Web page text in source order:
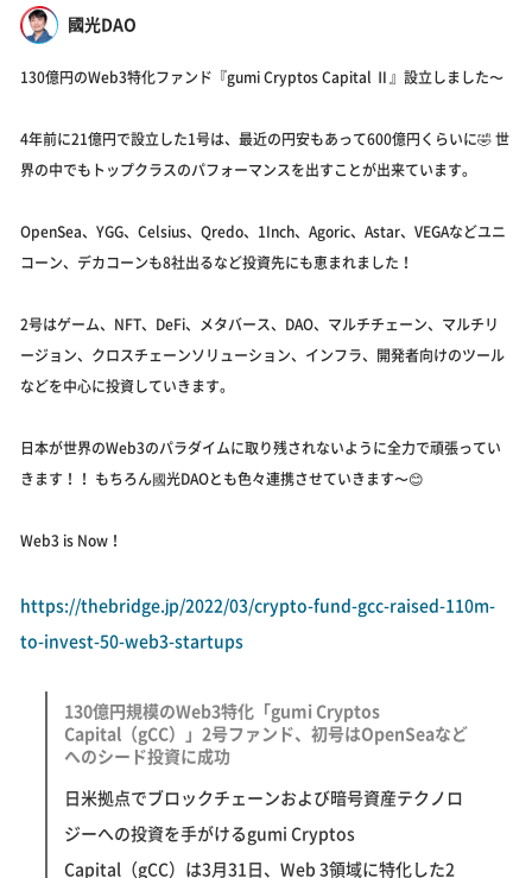
國光DAO
130億円のWeb3特化ファンド『gumi Cryptos Capital Ⅱ』設立しました〜
4年前に21億円で設立した1号は、最近の円安もあって600億円くらいに🤣 世
界の中でもトップクラスのパフォーマンスを出すことが出来ています。
OpenSea、YGG、Celsius、Qredo、1Inch、Agoric、Astar、VEGAなどユニ
コーン、デカコーンも8社出るなど投資先にも恵まれました！
2号はゲーム、NFT、DeFi、メタバース、DAO、マルチチェーン、マルチリ
ージョン、クロスチェーンソリューション、インフラ、開発者向けのツール
などを中心に投資していきます。
日本が世界のWeb3のパラダイムに取り残されないように全力で頑張ってい
きます！！ もちろん國光DAOとも色々連携させていきます〜😊
Web3 is Now！
https://thebridge.jp/2022/03/crypto-fund-gcc-raised-110m-
to-invest-50-web3-startups
130億円規模のWeb3特化「gumi Cryptos
Capital（gCC）」2号ファンド、初号はOpenSeaなど
へのシード投資に成功
日米拠点でブロックチェーンおよび暗号資産テクノロ
ジーへの投資を手がけるgumi Cryptos
Capital（gCC）は3月31日、Web 3領域に特化した2